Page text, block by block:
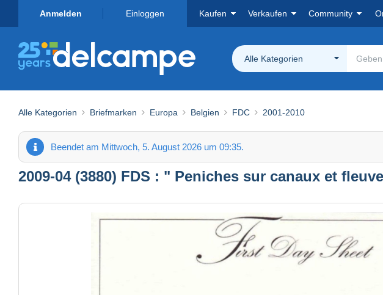
Anmelden Einloggen Kaufen Verkaufen Community
Alle Kategorien
Alle Kategorien Briefmarken Europa Belgien FDC 2001-2010
Beendet am Mittwoch, 5. August 2026 um 09:35.
2009-04 (3880) FDS : " Peniches sur canaux et